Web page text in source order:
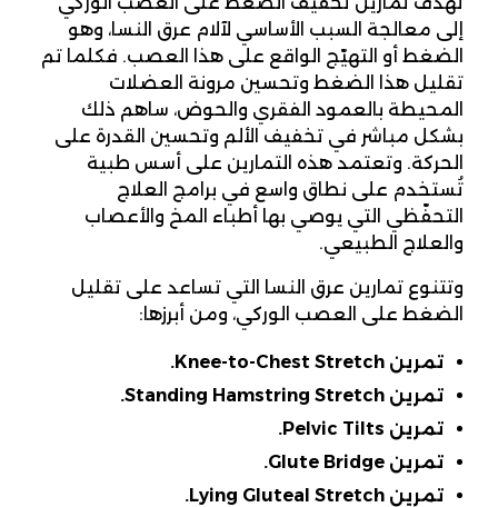
إلى معالجة السبب الأساسي لآلام عرق النسا، وهو
الضغط أو التهيّج الواقع على هذا العصب. فكلما تم
تقليل هذا الضغط وتحسين مرونة العضلات
المحيطة بالعمود الفقري والحوض، ساهم ذلك
بشكل مباشر في تخفيف الألم وتحسين القدرة على
الحركة. وتعتمد هذه التمارين على أسس طبية
تُستخدم على نطاق واسع في برامج العلاج
التحفّظي التي يوصي بها أطباء المخ والأعصاب
والعلاج الطبيعي.
وتتنوع تمارين عرق النسا التي تساعد على تقليل
الضغط على العصب الوركي، ومن أبرزها:
تمرين Knee-to-Chest Stretch.
تمرين Standing Hamstring Stretch.
تمرين Pelvic Tilts.
تمرين Glute Bridge.
تمرين Lying Gluteal Stretch.